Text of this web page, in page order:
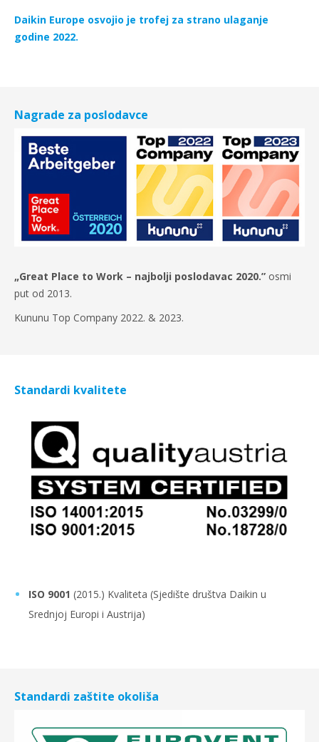
Daikin Europe osvojio je trofej za strano ulaganje
godine 2022.
Nagrade za poslodavce
„Great Place to Work – najbolji poslodavac 2020.” osmi
put od 2013.
Kununu Top Company 2022. & 2023.
Standardi kvalitete
ISO 9001 (2015.) Kvaliteta (Sjedište društva Daikin u
Srednjoj Europi i Austrija)
Standardi zaštite okoliša